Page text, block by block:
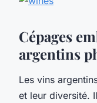
Cépages
argentins
Les vins
et leur diversité.